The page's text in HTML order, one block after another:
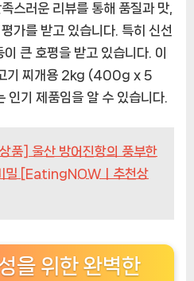
스러운 리뷰를 통해 품질과 맛,
가를 받고 있습니다. 특히 신선
큰 호평을 받고 있습니다. 이
기 찌개용 2kg (400g x 5
인기 제품임을 알 수 있습니다.
품] 울산 방어진항의 풍부한
밀 [EatingNOWㅣ추천상
을 위한 완벽한